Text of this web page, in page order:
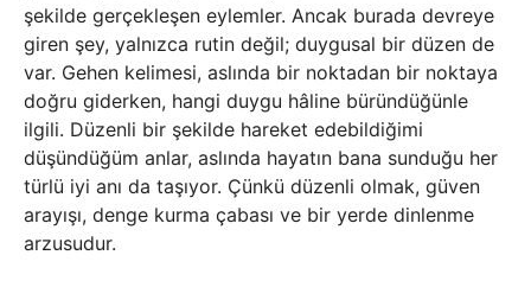
şekilde gerçekleşen eylemler. Ancak burada devreye
giren şey, yalnızca rutin değil; duygusal bir düzen de
var. Gehen kelimesi, aslında bir noktadan bir noktaya
doğru giderken, hangi duygu hâline büründüğünle
ilgili. Düzenli bir şekilde hareket edebildiğimi
düşündüğüm anlar, aslında hayatın bana sunduğu her
türlü iyi anı da taşıyor. Çünkü düzenli olmak, güven
arayışı, denge kurma çabası ve bir yerde dinlenme
arzusudur.